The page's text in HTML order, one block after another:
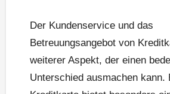
Der Kundenservice und das
Betreuungsangebot von
weiterer Aspekt, der einen
Unterschied ausmachen kann.